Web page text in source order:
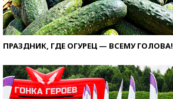
ПРАЗДНИК, ГДЕ ОГУРЕЦ — ВСЕМУ ГОЛОВА!